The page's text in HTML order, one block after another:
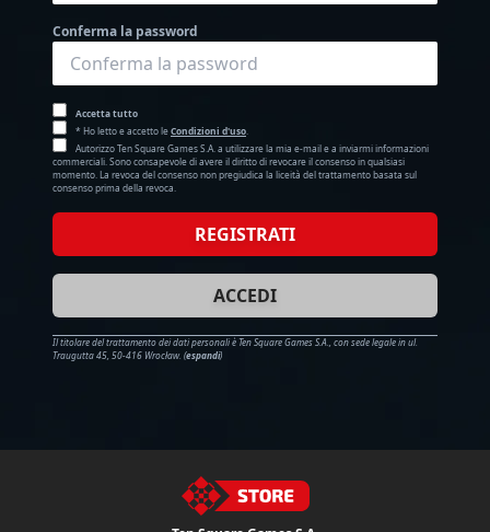
Conferma la password
Accetta tutto
* Ho letto e accetto leCondizioni d'uso
Autorizzo Ten Square Games S.A. a utilizzare la mia e-mail e a inviarmi informazioni
commerciali. Sono consapevole di avere il diritto di revocare il consenso in qualsiasi
momento. La revoca del consenso non pregiudica la liceità del trattamento basata sul
consenso prima della revoca.
REGISTRATI
ACCEDI
Il titolare del trattamento dei dati personali è Ten Square Games S.A., con sede legale in ul.
Traugutta 45, 50-416 Wrocław. (espandi)